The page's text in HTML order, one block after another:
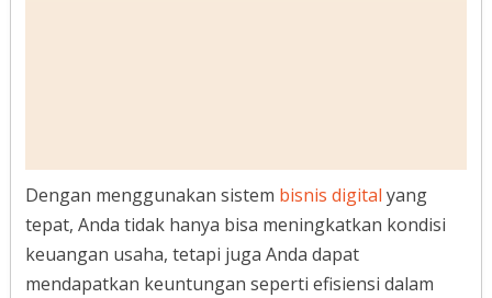
Dengan menggunakan sistem bisnis digital yang
tepat, Anda tidak hanya bisa meningkatkan kondisi
keuangan usaha, tetapi juga Anda dapat
mendapatkan keuntungan seperti efisiensi dalam